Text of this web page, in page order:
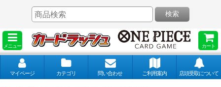
メニュー カート
検索
マイページ カテゴリ 問い合わせ ご利用案内 店頭受取について